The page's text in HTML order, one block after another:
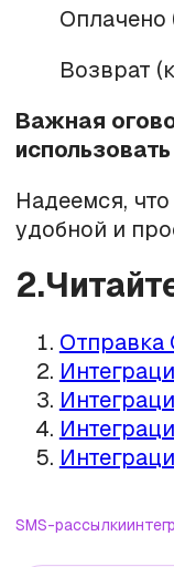
Оплачено
Возврат
Важная
Надеемся,
удобной и
Отправка
SMS-рассылки